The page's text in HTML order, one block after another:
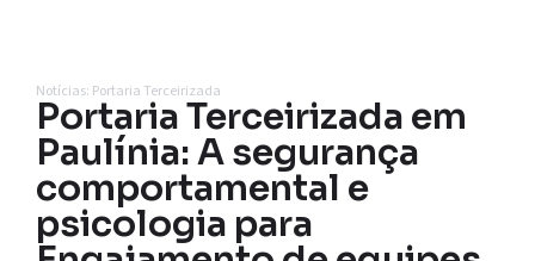
Notícias: Portaria Terceirizada
Portaria Terceirizada em
Paulínia: A segurança
comportamental e
psicologia para